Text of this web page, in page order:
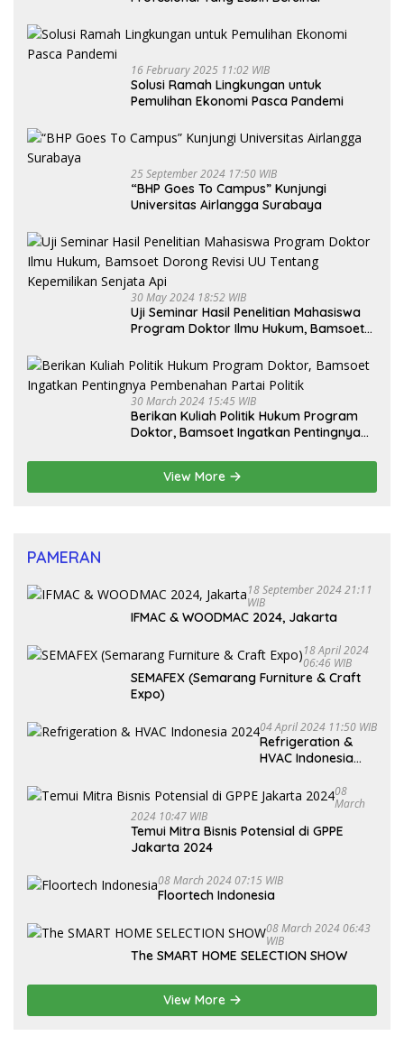
16 February 2025 11:02 WIB
Solusi Ramah Lingkungan untuk
Pemulihan Ekonomi Pasca Pandemi
25 September 2024 17:50 WIB
“BHP Goes To Campus” Kunjungi
Universitas Airlangga Surabaya
30 May 2024 18:52 WIB
Uji Seminar Hasil Penelitian Mahasiswa
Program Doktor Ilmu Hukum, Bamsoet
Senjata Api
30 March 2024 15:45 WIB
Berikan Kuliah Politik Hukum Program
Doktor, Bamsoet Ingatkan Pentingnya
View More
PAMERAN
18 September 2024 21:11
WIB
IFMAC & WOODMAC 2024, Jakarta
18 April 2024
06:46 WIB
SEMAFEX (Semarang Furniture & Craft
Expo)
04 April 2024 11:50 WIB
Refrigeration &
HVAC Indonesia
08
March
2024 10:47 WIB
Temui Mitra Bisnis Potensial di GPPE
Jakarta 2024
08 March 2024 07:15 WIB
Floortech Indonesia
08 March 2024 06:43
WIB
The SMART HOME SELECTION SHOW
View More